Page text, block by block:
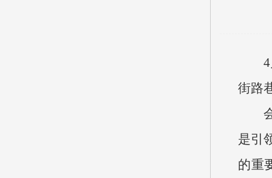
街路
是引
的重